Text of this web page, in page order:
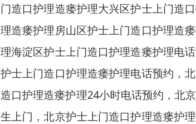
门造口护理造瘘护理大兴区护士上门造
理造瘘护理房山区护士上门造口护理造
理海淀区护士上门造口护理造瘘护理电
护士上门造口护理造瘘护理电话预约，
造口护理造瘘护理24小时电话预约，北
生上门，北京护士上门造口护理造瘘护